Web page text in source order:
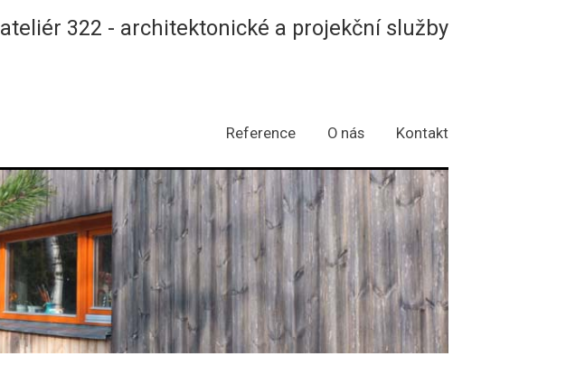
ateliér 322 - architektonické a projekční služby
Reference O nás Kontakt